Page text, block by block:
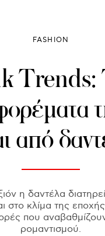
FASHION
Trends:
από
η δαντέλα
στο κλίμα της
που
ρομαντισμού.